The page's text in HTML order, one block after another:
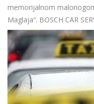
memorijalnom
Maglaja“. BOSCH CAR
Više...